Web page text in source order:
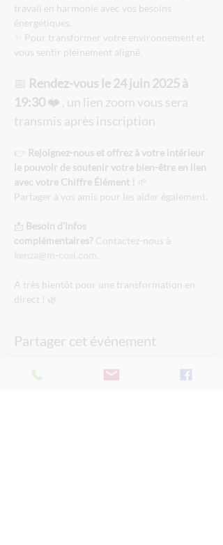
travail en harmonie avec vos besoins
énergétiques.
✨ Pour transformer votre environnement et
vous sentir pleinement aligné.
📅 Rendez-vous le 24 juin 2025 à
19:30 ❤️ , un lien zoom vous sera
transmis après inscription
👉
Rejoignez-nous et offrez à votre intérieur
le pouvoir de soutenir votre bien-être en lien
avec votre Chiffre Élément ! 🌱
Partager à vos amis pour les aider également.
📩 Besoin d’infos
complémentaires? Contactez-nous à
À très bientôt pour une transformation en
direct ! 🌿
Partager cet événement